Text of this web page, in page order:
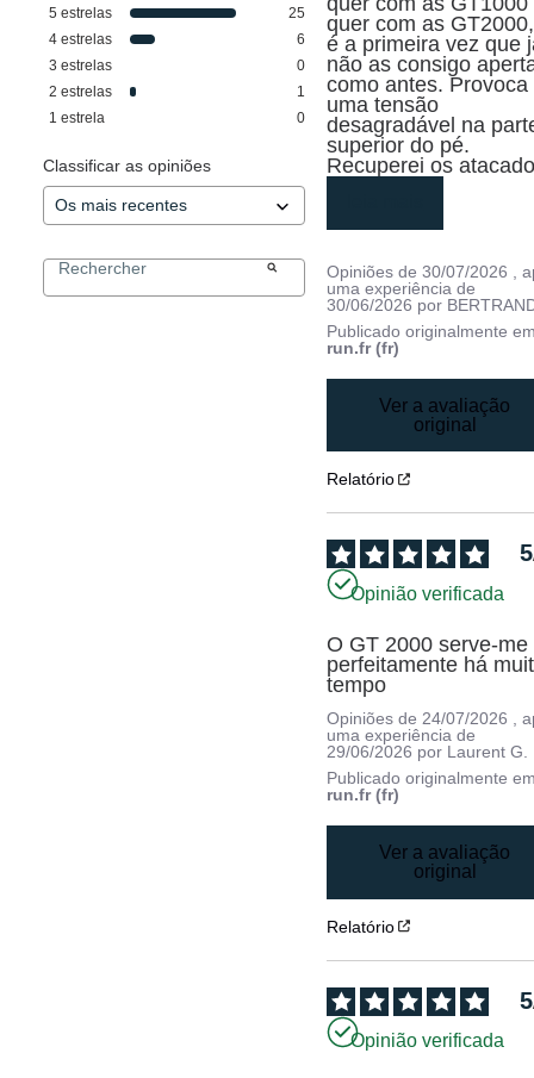
5 estrelas
25
4 estrelas
6
3 estrelas
0
2 estrelas
1
1 estrela 0
Classificar as opiniões
quer com as
é a primeira vez que
não as consigo
como antes. Provoca
uma tensão
desagradável na
superior do pé.
Recuperei os
Opiniões de30/07/2026
,
uma experiência de
30/06/2026 por
Publicado originalmente
run.fr (fr)
Ver a avaliação
original
Relatório
5
Opinião verificada
O GT 2000 serve-me
perfeitamente há
tempo
Opiniões de24/07/2026 ,
uma experiência de
29/06/2026 por Laurent G.
Publicado originalmente
run.fr (fr)
Ver a avaliação
original
Relatório
5
Opinião verificada